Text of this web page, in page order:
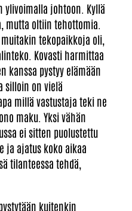
johtoon. Kyllä
mutta oltiin tehottomia.
tekopaikkoja oli,
Kovasti harmittaa
kanssa pystyy elämään
silloin on vielä
millä vastustaja teki ne
maku. Yksi vähän
ei sitten puolustettu
ja ajatus koko aikaa
tilanteessa tehdä,
kuitenkin